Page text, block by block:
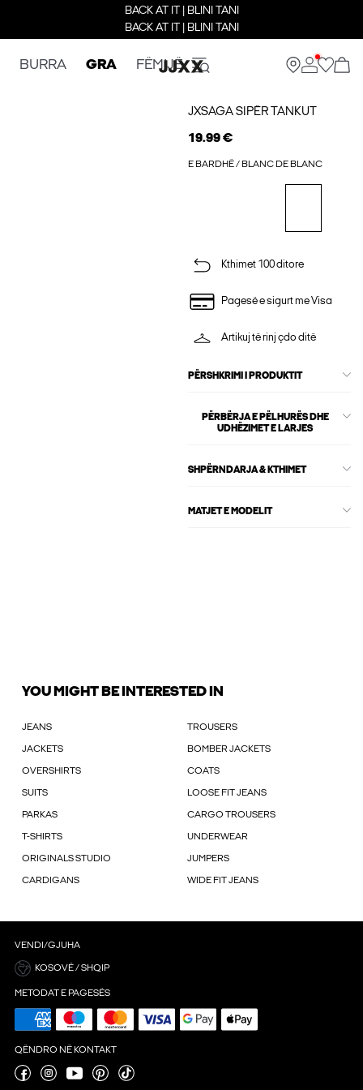
BACK AT IT | BLINI TANI
BACK AT IT | BLINI TANI
BURRA GRA FËMIJË
JXSAGA SIPËR TANKUT
19.99 €
E BARDHË / BLANC DE BLANC
Kthimet 100 ditore
Pagesë e sigurt me Visa
Artikuj të rinj çdo ditë
PËRSHKRIMI I PRODUKTIT
PËRBËRJA E PËLHURËS DHE
UDHËZIMET E LARJES
SHPËRNDARJA & KTHIMET
MATJET E MODELIT
YOU MIGHT BE INTERESTED IN
JEANS TROUSERS
JACKETS BOMBER JACKETS
OVERSHIRTS COATS
SUITS LOOSE FIT JEANS
PARKAS CARGO TROUSERS
T-SHIRTS UNDERWEAR
ORIGINALS STUDIO JUMPERS
CARDIGANS WIDE FIT JEANS
VENDI/GJUHA
KOSOVË / SHQIP
METODAT E PAGESËS
QËNDRO NË KONTAKT